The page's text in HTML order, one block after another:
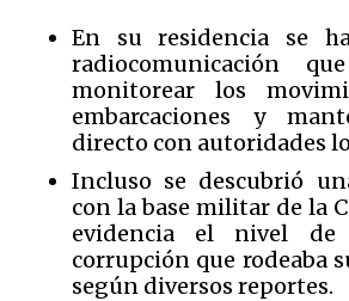
En su residencia se
radiocomunicación
monitorear los
embarcaciones y
directo con autoridades
Incluso se descubrió
con la base militar de la
evidencia el nivel
corrupción que rodeaba
según diversos reportes.